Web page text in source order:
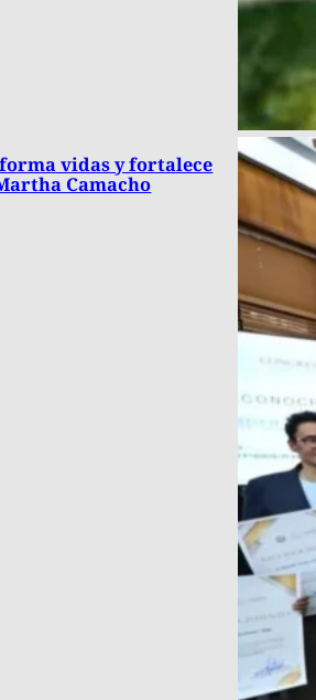
vidas y fortalece
Camacho